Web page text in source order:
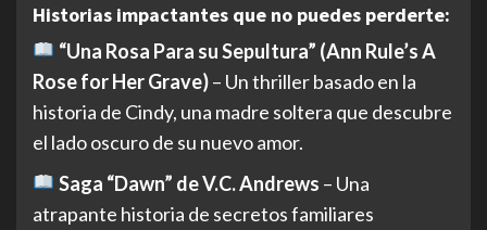
Historias impactantes que no puedes perderte:
“Una Rosa Para su Sepultura” (Ann Rule’s A
Rose for Her Grave)– Un thriller basado en la
historia de Cindy, una madre soltera que descubre
el lado oscuro de su nuevo amor.
Saga “Dawn” de V.C. Andrews – Una
atrapante historia de secretos familiares